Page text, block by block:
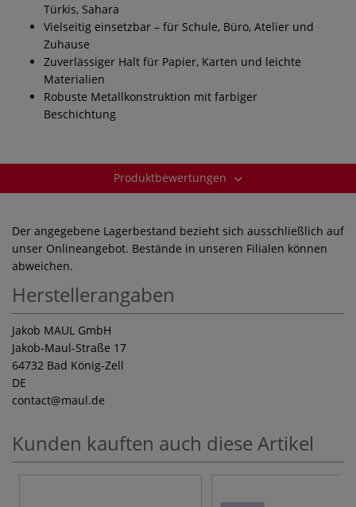
Türkis, Sahara
Vielseitig einsetzbar – für Schule, Büro, Atelier und
Zuhause
Zuverlässiger Halt für Papier, Karten und leichte
Materialien
Robuste Metallkonstruktion mit farbiger
Beschichtung
Produktbewertungen
Der angegebene Lagerbestand bezieht sich ausschließlich auf
unser Onlineangebot. Bestände in unseren Filialen können
abweichen.
Herstellerangaben
Jakob MAUL GmbH
Jakob-Maul-Straße 17
64732 Bad König-Zell
DE
contact@maul.de
Kunden kauften auch diese Artikel